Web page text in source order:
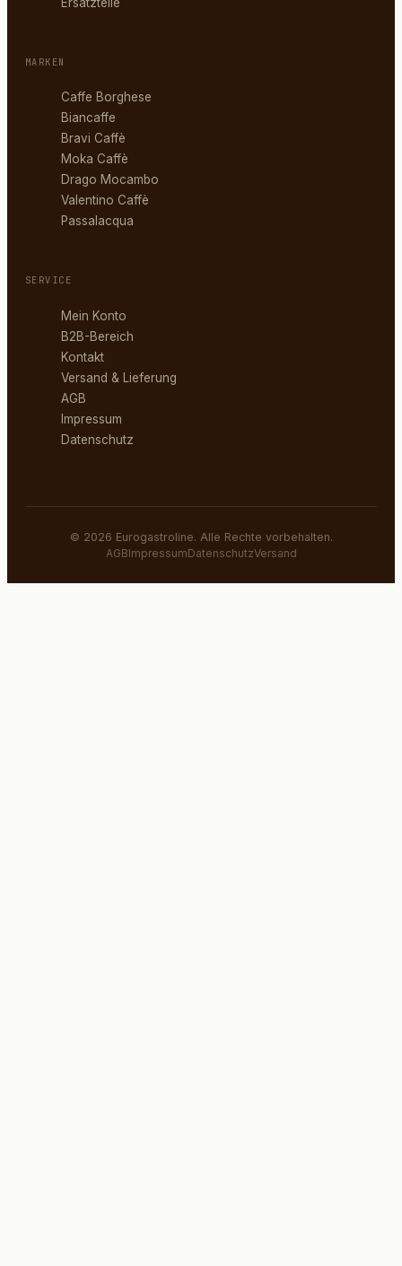
MARKEN
Caffe Borghese
Biancaffe
Bravi Caffè
Moka Caffè
Drago Mocambo
Valentino Caffè
Passalacqua
SERVICE
Mein Konto
B2B-Bereich
Kontakt
Versand & Lieferung
AGB
Impressum
Datenschutz
© 2026 Eurogastroline. Alle Rechte vorbehalten.
AGBImpressumDatenschutzVersand